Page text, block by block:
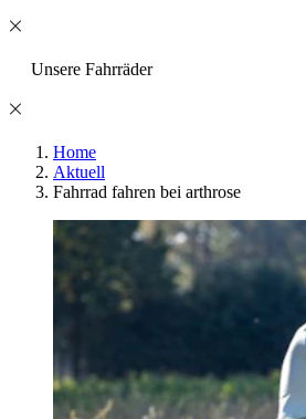
Unsere Fahrräder
Home
Aktuell
Fahrrad fahren bei arthrose